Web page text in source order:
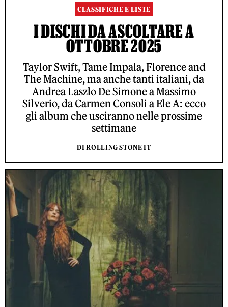
CLASSIFICHE E LISTE
I DISCHI DA ASCOLTARE A
OTTOBRE 2025
Taylor Swift, Tame Impala, Florence and
The Machine, ma anche tanti italiani, da
Andrea Laszlo De Simone a Massimo
Silverio, da Carmen Consoli a Ele A: ecco
gli album che usciranno nelle prossime
settimane
DI ROLLING STONE IT